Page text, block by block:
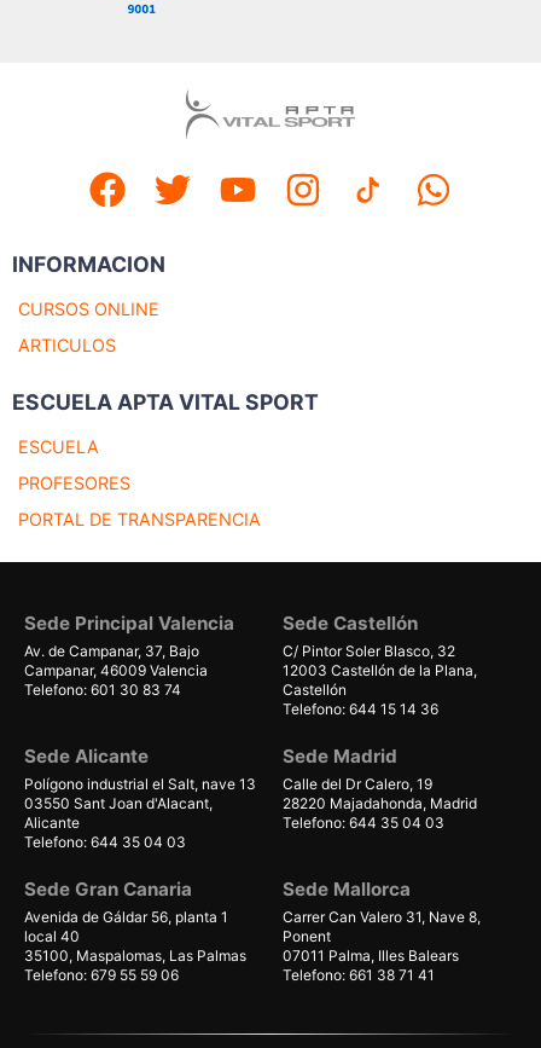
INFORMACION
CURSOS ONLINE
ARTICULOS
ESCUELA APTA VITAL SPORT
ESCUELA
PROFESORES
PORTAL DE TRANSPARENCIA
Sede Principal Valencia
Av. de Campanar, 37, Bajo
Campanar, 46009 Valencia
Telefono: 601 30 83 74
Sede Castellón
C/ Pintor Soler Blasco, 32
12003 Castellón de la Plana,
Castellón
Telefono: 644 15 14 36
Sede Alicante
Polígono industrial el Salt, nave 13
03550 Sant Joan d'Alacant,
Alicante
Telefono: 644 35 04 03
Sede Madrid
Calle del Dr Calero, 19
28220 Majadahonda, Madrid
Telefono: 644 35 04 03
Sede Gran Canaria
Avenida de Gáldar 56, planta 1
local 40
35100, Maspalomas, Las Palmas
Telefono: 679 55 59 06
Sede Mallorca
Carrer Can Valero 31, Nave 8,
Ponent
07011 Palma, Illes Balears
Telefono: 661 38 71 41